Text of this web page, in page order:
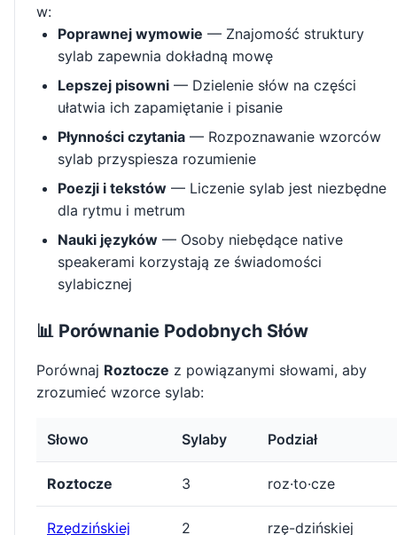
w:
Poprawnej wymowie — Znajomość struktury
sylab zapewnia dokładną mowę
Lepszej pisowni — Dzielenie słów na części
ułatwia ich zapamiętanie i pisanie
Płynności czytania — Rozpoznawanie wzorców
sylab przyspiesza rozumienie
Poezji i tekstów — Liczenie sylab jest niezbędne
dla rytmu i metrum
Nauki języków — Osoby niebędące native
speakerami korzystają ze świadomości
sylabicznej
📊 Porównanie Podobnych Słów
Porównaj Roztocze z powiązanymi słowami, aby
zrozumieć wzorce sylab:
Słowo Sylaby Podział
Roztocze 3 roz·to·cze
Rzędzińskiej 2 rzę-dzińskiej